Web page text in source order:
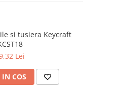
si tusiera Keycraft
Lei
COS